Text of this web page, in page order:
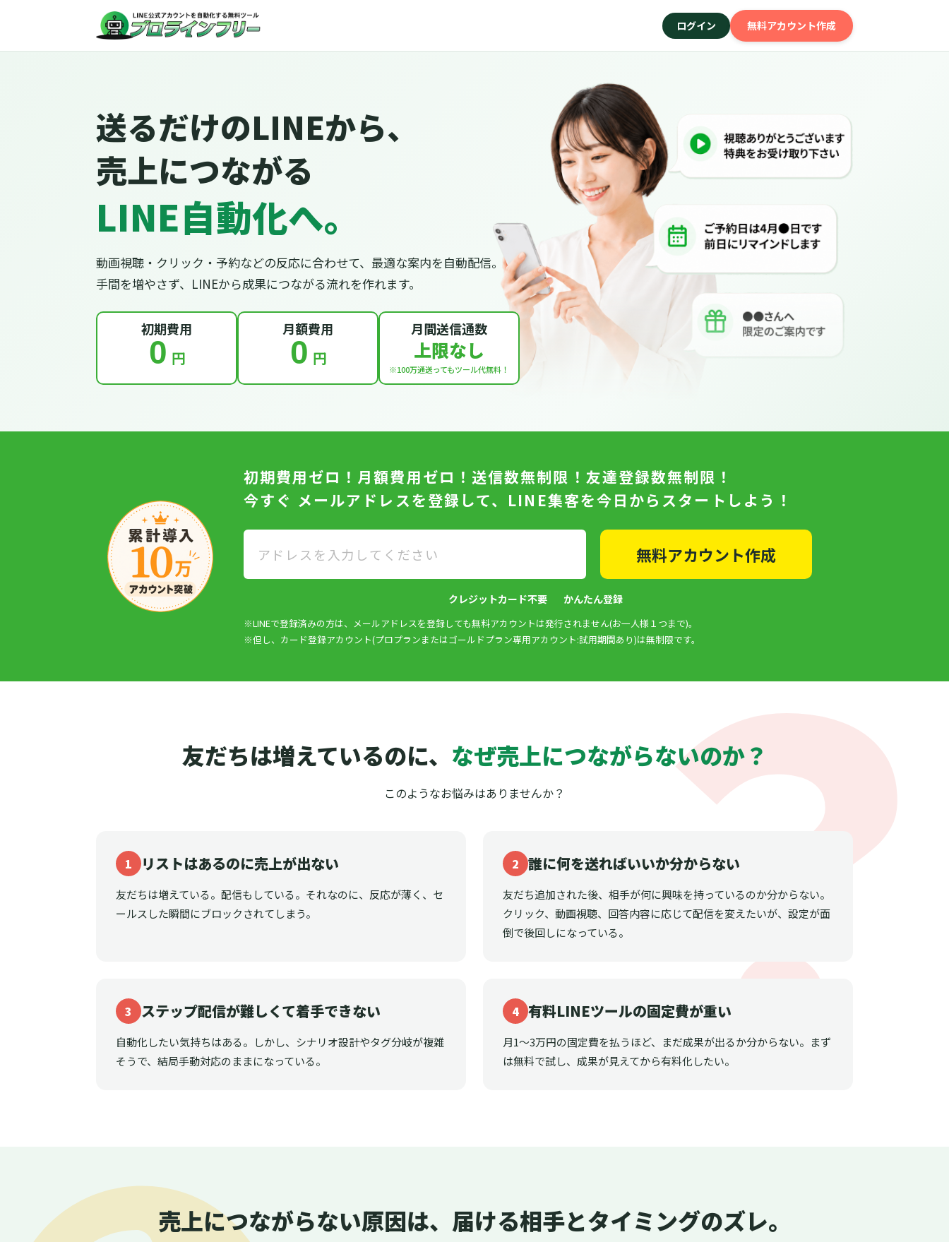
ログイン 無料アカウント作成
送るだけのLINEから、
売上につながる
LINE自動化へ。
動画視聴・クリック・予約などの反応に合わせて、最適な案内を自動配信。
手間を増やさず、LINEから成果につながる流れを作れます。
初期費用
0 円
月額費用
0 円
月間送信通数
上限なし
※100万通送ってもツール代無料！
初期費用ゼロ！月額費用ゼロ！送信数無制限！友達登録数無制限！
今すぐ メールアドレスを登録して、LINE集客を今日からスタートしよう！
無料アカウント作成
クレジットカード不要 かんたん登録
※LINEで登録済みの方は、メールアドレスを登録しても無料アカウントは発行されません(お一人様１つまで)。
※但し、カード登録アカウント(プロプランまたはゴールドプラン専用アカウント:試用期間あり)は無制限です。
友だちは増えているのに、 なぜ売上につながらないのか？
このようなお悩みはありませんか？
1 リストはあるのに売上が出ない
友だちは増えている。配信もしている。それなのに、反応が薄く、セ
ールスした瞬間にブロックされてしまう。
2 誰に何を送ればいいか分からない
友だち追加された後、相手が何に興味を持っているのか分からない。
クリック、動画視聴、回答内容に応じて配信を変えたいが、設定が面
倒で後回しになっている。
3 ステップ配信が難しくて着手できない
自動化したい気持ちはある。しかし、シナリオ設計やタグ分岐が複雑
そうで、結局手動対応のままになっている。
4 有料LINEツールの固定費が重い
月1〜3万円の固定費を払うほど、まだ成果が出るか分からない。まず
は無料で試し、成果が見えてから有料化したい。
売上につながらない原因は、届ける相手とタイミングのズレ。